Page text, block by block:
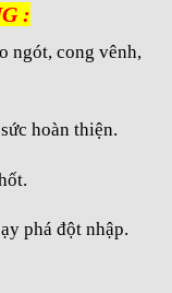
:
ngót, cong vênh,
hoàn thiện.
phá đột nhập.